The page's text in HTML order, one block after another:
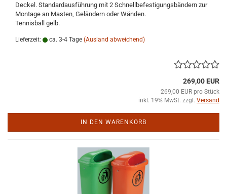
Deckel. Standardausführung mit 2 Schnellbefestigungsbändern zur
Montage an Masten, Geländern oder Wänden.
Tennisball gelb.
Lieferzeit: ca. 3-4 Tage (Ausland abweichend)
269,00 EUR
269,00 EUR pro Stück
inkl. 19% MwSt. zzgl. Versand
IN DEN WARENKORB